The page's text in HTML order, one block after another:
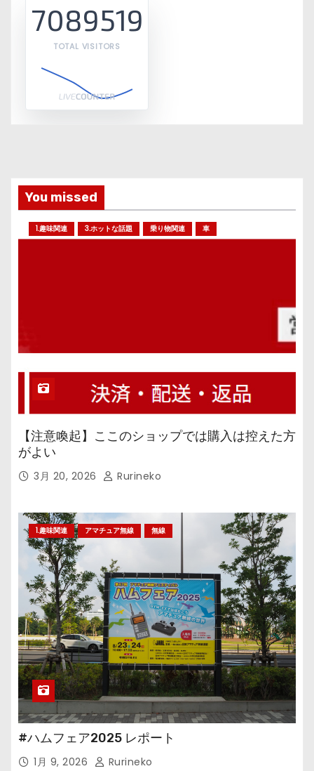
7089519
TOTAL VISITORS
You missed
1.趣味関連 3.ホットな話題 乗り物関連 車
【注意喚起】ここのショップでは購入は控えた方
がよい
3月 20, 2026 Rurineko
1.趣味関連 アマチュア無線 無線
#ハムフェア2025 レポート
1月 9, 2026 Rurineko